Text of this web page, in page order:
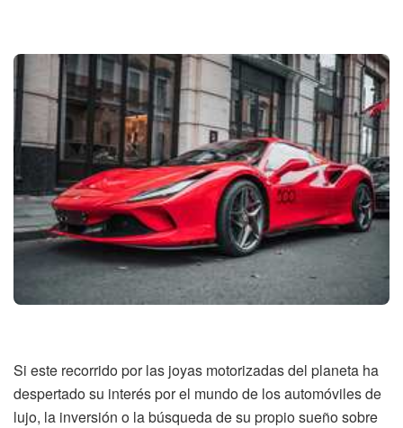
Si este recorrido por las joyas motorizadas del planeta ha
despertado su interés por el mundo de los automóviles de
lujo, la inversión o la búsqueda de su propio sueño sobre